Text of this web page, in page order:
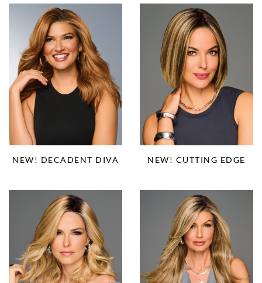
NEW! DECADENT DIVA NEW! CUTTING EDGE